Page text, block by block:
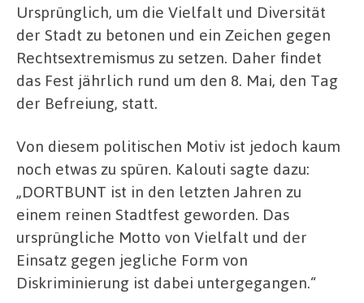
Ursprünglich, um die Vielfalt und Diversität
der Stadt zu betonen und ein Zeichen gegen
Rechtsextremismus zu setzen. Daher findet
das Fest jährlich rund um den 8. Mai, den Tag
der Befreiung, statt.
Von diesem politischen Motiv ist jedoch kaum
noch etwas zu spüren. Kalouti sagte dazu:
„DORTBUNT ist in den letzten Jahren zu
einem reinen Stadtfest geworden. Das
ursprüngliche Motto von Vielfalt und der
Einsatz gegen jegliche Form von
Diskriminierung ist dabei untergegangen.“